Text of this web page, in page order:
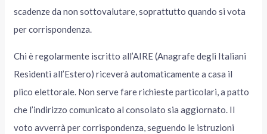
scadenze da non sottovalutare, soprattutto quando si vota
per corrispondenza.
Chi è regolarmente iscritto all’AIRE (Anagrafe degli Italiani
Residenti all’Estero) riceverà automaticamente a casa il
plico elettorale. Non serve fare richieste particolari, a patto
che l’indirizzo comunicato al consolato sia aggiornato. Il
voto avverrà per corrispondenza, seguendo le istruzioni